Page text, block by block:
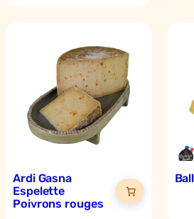
Ardi Gasna
Espelette
Poivrons rouges